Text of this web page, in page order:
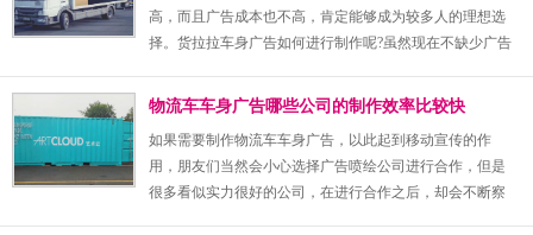
高，而且广告成本也不高，肯定能够成为较多人的理想选
择。货拉拉车身广告如何进行制作呢?虽然现在不缺少广告
得了解的一件事了。
物流车车身广告哪些公司的制作效率比较快
如果需要制作物流车车身广告，以此起到移动宣传的作
用，朋友们当然会小心选择广告喷绘公司进行合作，但是
很多看似实力很好的公司，在进行合作之后，却会不断察